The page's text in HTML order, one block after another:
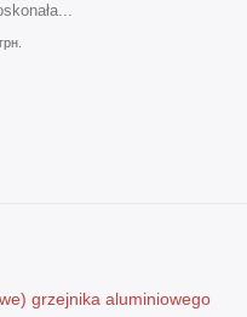
grzejnika aluminiowego